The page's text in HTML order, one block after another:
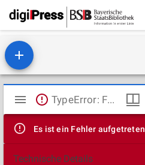
Mirador
Viewer
TypeError: Failed to fetch
Es ist ein Fehler aufgetreten
Technische Details